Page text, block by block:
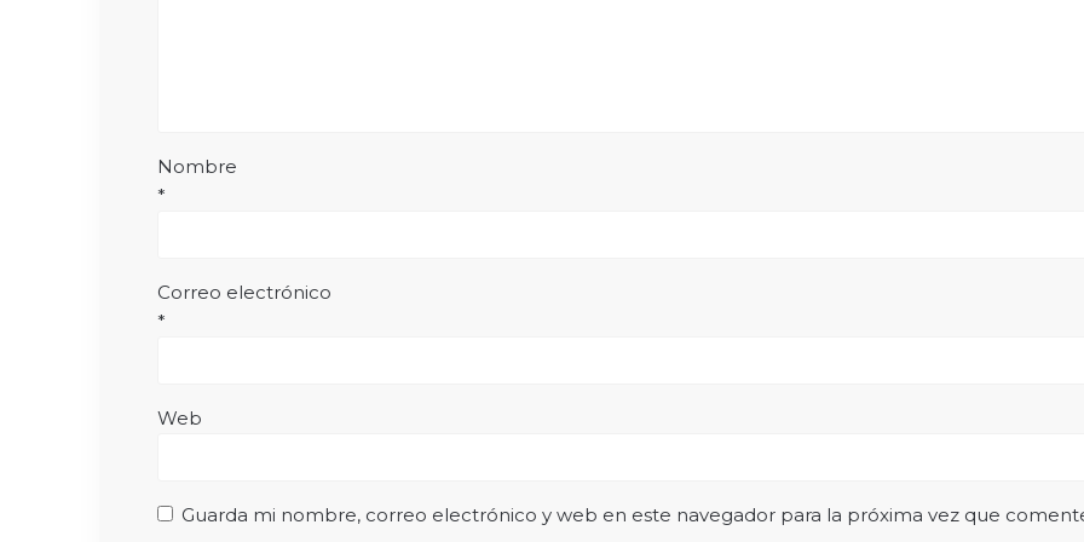
Nombre
*
Correo electrónico
*
Web
Guarda mi nombre, correo electrónico y web en este navegador para la próxima vez que